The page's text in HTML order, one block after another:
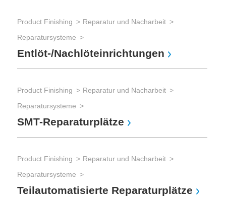
Product Finishing
Reparatur und Nacharbeit
Reparatursysteme
Entlöt-/Nachlöteinrichtungen
Product Finishing
Reparatur und Nacharbeit
Reparatursysteme
SMT-Reparaturplätze
Product Finishing
Reparatur und Nacharbeit
Reparatursysteme
Teilautomatisierte Reparaturplätze